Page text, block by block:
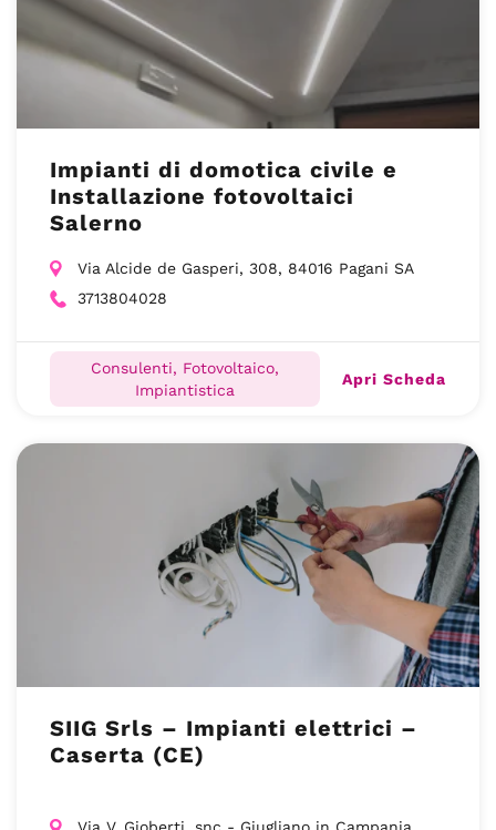
Impianti di domotica civile e
Installazione fotovoltaici
Salerno
Via Alcide de Gasperi, 308, 84016 Pagani SA
3713804028
Consulenti, Fotovoltaico,
Impiantistica
Apri Scheda
SIIG Srls – Impianti elettrici –
Caserta (CE)